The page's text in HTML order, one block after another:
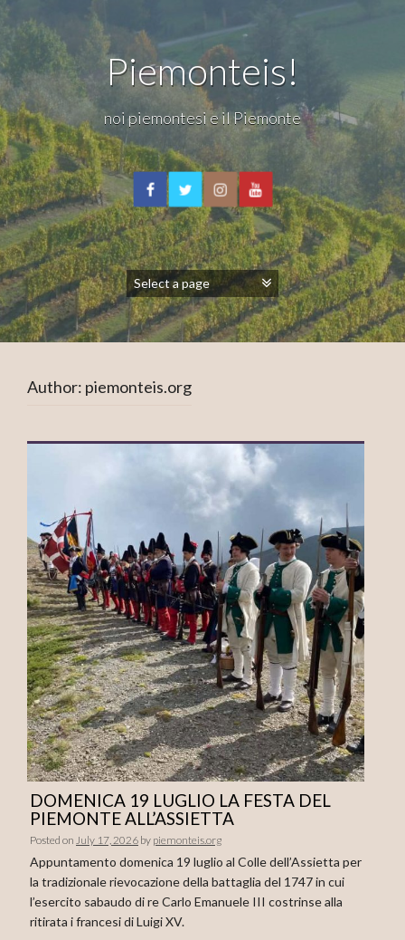
Piemonteis!
noi piemontesi e il Piemonte
Author: piemonteis.org
DOMENICA 19 LUGLIO LA FESTA DEL
PIEMONTE ALL’ASSIETTA
Posted on July 17, 2026 by piemonteis.org
Appuntamento domenica 19 luglio al Colle dell’Assietta per
la tradizionale rievocazione della battaglia del 1747 in cui
l’esercito sabaudo di re Carlo Emanuele III costrinse alla
ritirata i francesi di Luigi XV.